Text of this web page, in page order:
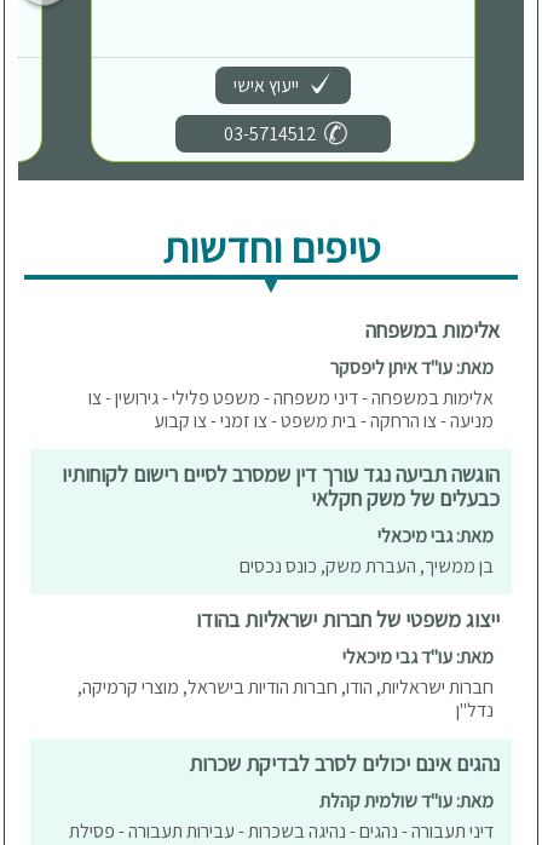
ייעוץ אישי
03-5714512
טיפים וחדשות
אלימות במשפחה
מאת: עו"ד איתן ליפסקר
אלימות במשפחה - דיני משפחה - משפט פלילי - גירושין - צו
מניעה - צו הרחקה - בית משפט - צו זמני - צו קבוע
הוגשה תביעה נגד עורך דין שמסרב לסיים רישום לקוחותיו
כבעלים של משק חקלאי
מאת: גבי מיכאלי
בן ממשיך, העברת משק, כונס נכסים
ייצוג משפטי של חברות ישראליות בהודו
מאת: עו"ד גבי מיכאלי
חברות ישראליות, הודו, חברות הודיות בישראל, מוצרי קרמיקה,
נדל"ן
נהגים אינם יכולים לסרב לבדיקת שכרות
מאת: עו"ד שולמית קהלת
דיני תעבורה - נהגים - נהיגה בשכרות - עבירות תעבורה - פסילת